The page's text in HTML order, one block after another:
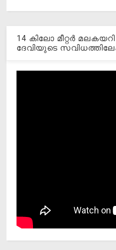
14 കിലോ മീറ്റര്‍
ദേവിയുടെ